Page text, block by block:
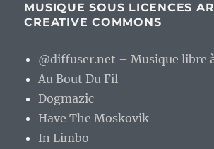
MUSIQUE SOUS LICENCES
CREATIVE COMMONS
@diffuser.net – Musique libre
Au Bout Du Fil
Dogmazic
Have The Moskovik
In Limbo